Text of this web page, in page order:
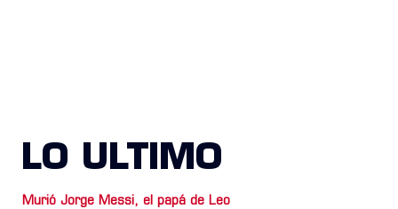
LO ULTIMO
Murió Jorge Messi, el papá de Leo